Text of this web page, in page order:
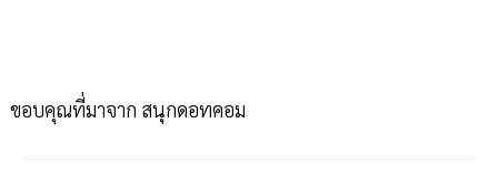
ขอบคุณที่มาจาก สนุกดอทคอม